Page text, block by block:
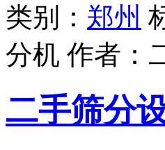
类别： 郑州
分机 作者：
二手筛分